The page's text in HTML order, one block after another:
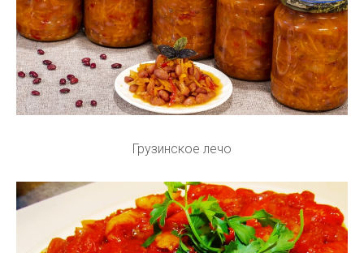
Грузинское лечо